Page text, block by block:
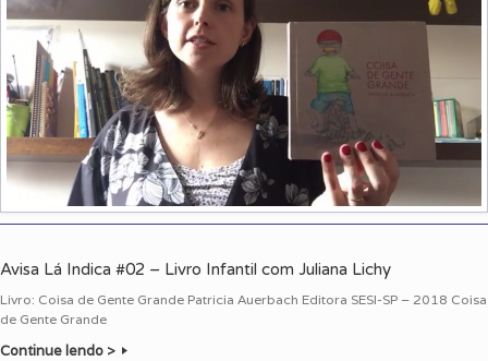
Avisa Lá Indica #02 – Livro Infantil com Juliana Lichy
Livro: Coisa de Gente Grande Patricia Auerbach Editora SESI-SP – 2018 Coisa
de Gente Grande
Continue lendo >